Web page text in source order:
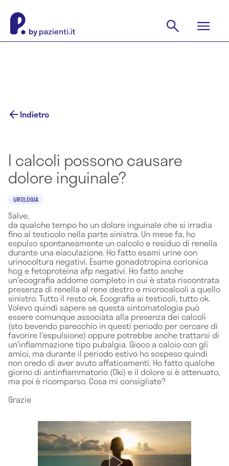
Indietro
I calcoli possono causare
dolore inguinale?
UROLOGIA
Salve,
da qualche tempo ho un dolore inguinale che si irradia
fino al testicolo nella parte sinistra. Un mese fa, ho
espulso spontaneamente un calcolo e residuo di renella
durante una eiaculazione. Ho fatto esami urine con
urinocoltura negativi. Esame gonadotropina corionica
hcg e fetoproteina afp negativi. Ho fatto anche
un'ecografia addome completo in cui è stata riscontrata
presenza di renella al rene destro e microcalcoli a quello
sinistro. Tutto il resto ok. Ecografia ai testicoli, tutto ok.
Volevo quindi sapere se questa sintomatologia può
essere comunque associata alla presenza dei calcoli
(sto bevendo parecchio in questi periodo per cercare di
favorire l'espulsione) oppure potrebbe anche trattarsi di
un'infiammazione tipo pubalgia. Gioco a calcio con gli
amici, ma durante il periodo estivo ho sospeso quindi
non credo di aver avuto affaticamenti. Ho fatto qualche
giorno di antinfiammatorio (Oki) e il dolore si è attenuato,
ma poi è ricomparso. Cosa mi consigliate?
Grazie